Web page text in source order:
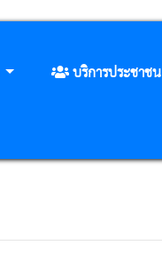
บริการประชาชน